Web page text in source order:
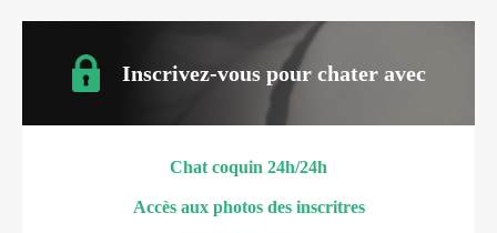
Inscrivez-vous pour chater avec
Chat coquin 24h/24h
Accès aux photos des inscritres